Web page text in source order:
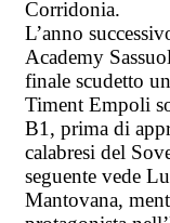
Corridonia.
L’anno
Academy
finale scudetto
Timent Empoli
B1, prima di
calabresi del
seguente vede
Mantovana,